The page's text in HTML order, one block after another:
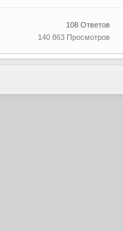
108 Ответов
140 863 Просмотров